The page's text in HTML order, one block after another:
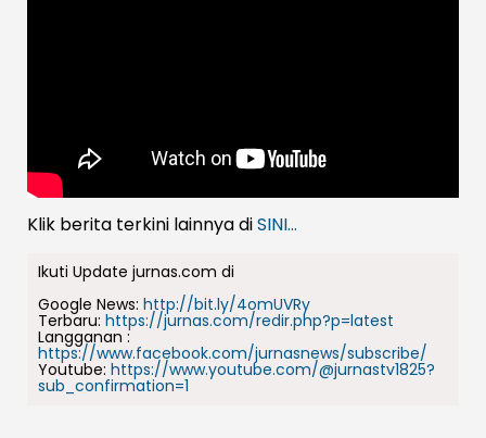
Klik berita terkini lainnya diSINI...
Ikuti Update jurnas.com di
Google News: http://bit.ly/4omUVRy
Terbaru: https://jurnas.com/redir.php?p=latest
Langganan :
https://www.facebook.com/jurnasnews/subscribe/
Youtube: https://www.youtube.com/@jurnastv1825?
sub_confirmation=1